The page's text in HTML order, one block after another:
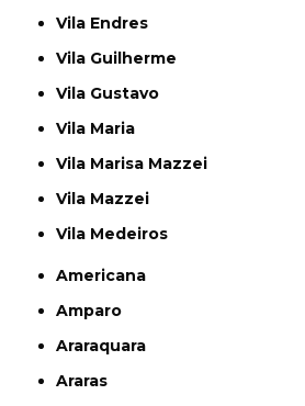
Vila Endres
Vila Guilherme
Vila Gustavo
Vila Maria
Vila Marisa Mazzei
Vila Mazzei
Vila Medeiros
Americana
Amparo
Araraquara
Araras